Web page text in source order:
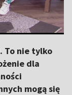
To nie tylko
dla
mogą się